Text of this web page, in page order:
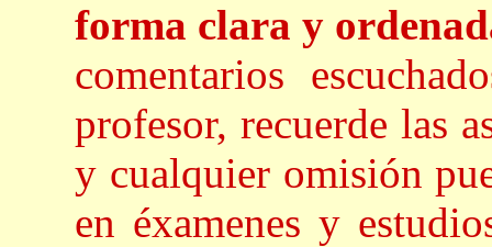
forma clara y
comentarios
profesor, recuerde las
y cualquier omisión
en éxamenes y